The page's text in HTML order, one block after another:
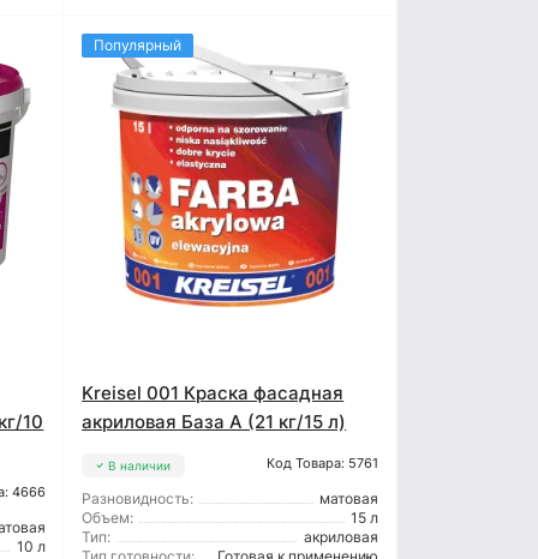
10
4666
10 л
Популярный
Kreisel 001 Краска фасадная
акриловая База А (21 кг/15 л)
В наличии Код Товара: 5761
Разновидность:
матовая
Объем:
15 л
Тип:
акриловая